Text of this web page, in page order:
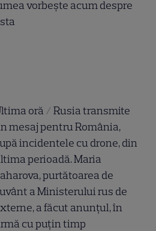
vorbește acum despre
oră / Rusia transmite
mesaj pentru România,
incidentele cu drone, din
perioadă. Maria
purtătoarea de
a Ministerului rus de
a făcut anunțul, în
cu puțin timp